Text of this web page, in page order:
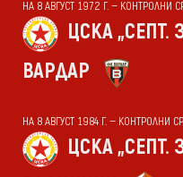
НА 8 АВГУСТ 1972 Г. — КОНТРОЛНИ
ЦСКА „СЕПТ.
ВАРДАР
НА 8 АВГУСТ 1984 Г. — КОНТРОЛНИ
ЦСКА „СЕПТ.